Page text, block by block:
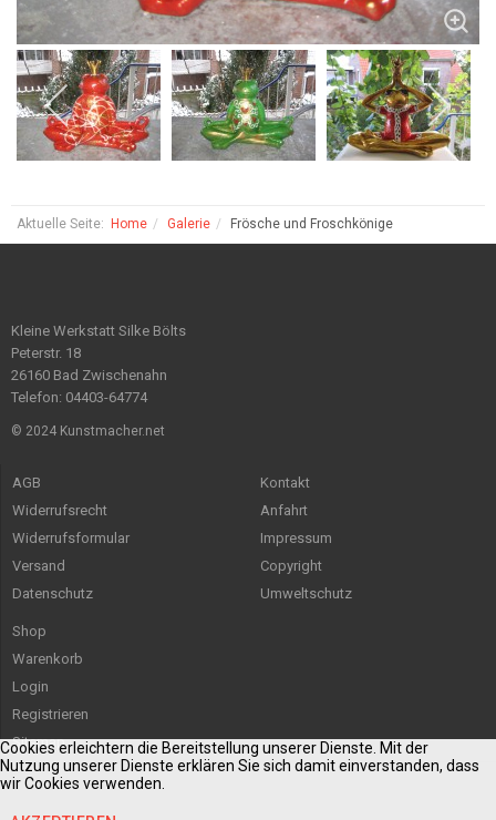
Aktuelle Seite: Home Galerie Frösche und Froschkönige
Kleine Werkstatt Silke Bölts
Peterstr. 18
26160 Bad Zwischenahn
Telefon: 04403-64774
© 2024 Kunstmacher.net
AGB
Widerrufsrecht
Widerrufsformular
Versand
Datenschutz
Kontakt
Anfahrt
Impressum
Copyright
Umweltschutz
Shop
Warenkorb
Login
Registrieren
Sitemap
Cookies erleichtern die Bereitstellung unserer Dienste. Mit der
Nutzung unserer Dienste erklären Sie sich damit einverstanden, dass
wir Cookies verwenden.